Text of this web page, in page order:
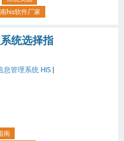
his软件厂家
统选择指
息管理系统 HIS |
南